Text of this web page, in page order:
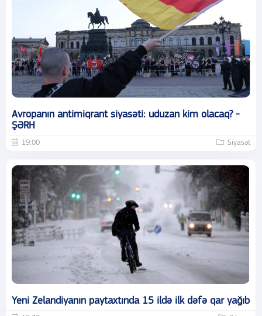
Avropanın antimiqrant siyasəti: uduzan kim olacaq? -
ŞƏRH
19:00 Siyasət
Yeni Zelandiyanın paytaxtında 15 ildə ilk dəfə qar yağıb